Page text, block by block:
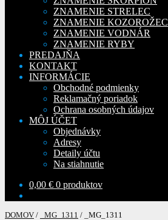
ZNAMENIE STRELEC
ZNAMENIE KOZOROŽEC
ZNAMENIE VODNÁR
ZNAMENIE RYBY
PREDAJŇA
KONTAKT
INFORMÁCIE
Obchodné podmienky
Reklamačný poriadok
Ochrana osobných údajov
MÔJ ÚČET
Objednávky
Adresy
Detaily účtu
Na stiahnutie
0,00 € 0 produktov
DOMOV / _MG_1311 / _MG_1311